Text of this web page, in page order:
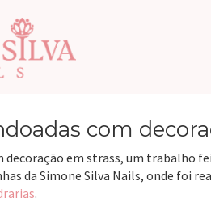
com
decoração em strass, um trabalho
da Simone Silva Nails, onde
.